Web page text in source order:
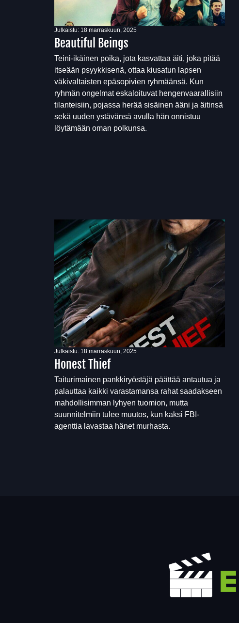
Julkaistu: 18 marraskuun, 2025
Beautiful Beings
Teini-ikäinen poika, jota kasvattaa äiti, joka pitää
itseään psyykkisenä, ottaa kiusatun lapsen
väkivaltaisten epäsopivien ryhmäänsä. Kun
ryhmän ongelmat eskaloituvat hengenvaarallisiin
tilanteisiin, pojassa herää sisäinen ääni ja äitinsä
sekä uuden ystävänsä avulla hän onnistuu
löytämään oman polkunsa.
Julkaistu: 18 marraskuun, 2025
Honest Thief
Taiturimainen pankkiryöstäjä päättää antautua ja
palauttaa kaikki varastamansa rahat saadakseen
mahdollisimman lyhyen tuomion, mutta
suunnitelmiin tulee muutos, kun kaksi FBI-
agenttia lavastaa hänet murhasta.